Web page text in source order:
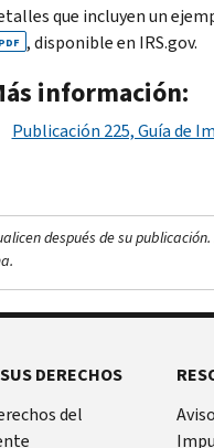
que incluyen un
PDF , disponible en IRS.gov.
información:
Publicación 225, Guía de
después de su
DERECHOS
del